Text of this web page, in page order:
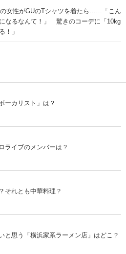
女性がGUのTシャツを着たら……「こん
なるなんて！」 驚きのコーデに「10kg
！」
ーカリスト」は？
ライブのメンバーは？
それとも中華料理？
と思う「横浜家系ラーメン店」はどこ？